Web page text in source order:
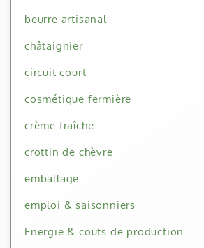
beurre artisanal
châtaignier
circuit court
cosmétique fermière
crème fraîche
crottin de chèvre
emballage
emploi & saisonniers
Energie & couts de production